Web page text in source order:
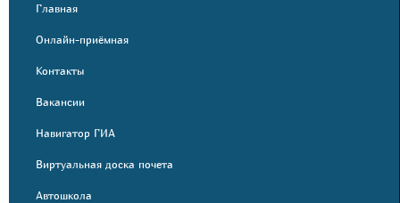
Главная
Онлайн-приёмная
Контакты
Вакансии
Навигатор ГИА
Виртуальная доска почета
Автошкола